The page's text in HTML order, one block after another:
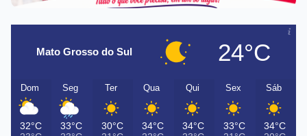
Mato Grosso do Sul 24°C
Dom
32°C
Seg
33°C
Ter
30°C
Qua
34°C
Qui
34°C
Sex
33°C
Sáb
34°C